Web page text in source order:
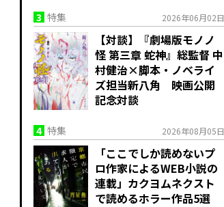
3 特集 2026年06月02日
【対談】『劇場版モノノ
怪 第三章 蛇神』総監督 中
村健治×脚本・ノベライ
ズ担当新八角 映画公開
記念対談
4 特集 2026年08月05日
「ここでしか読めないプ
ロ作家によるWEB小説の
連載」――カクヨムネクスト
で読めるホラー作品5選